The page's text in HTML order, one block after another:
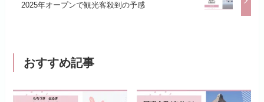
2025年オープンで観光客殺到の予感
おすすめ記事